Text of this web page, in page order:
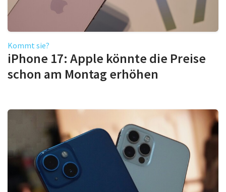
Kommt sie?
iPhone 17: Apple könnte die Preise
schon am Montag erhöhen